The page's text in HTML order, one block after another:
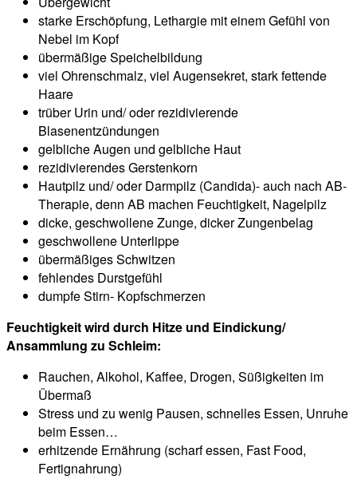
starke Erschöpfung, Lethargie mit einem Gefühl von
Nebel im Kopf
übermäßige Speichelbildung
viel Ohrenschmalz, viel Augensekret, stark fettende
Haare
trüber Urin und/ oder rezidivierende
Blasenentzündungen
gelbliche Augen und gelbliche Haut
rezidivierendes Gerstenkorn
Hautpilz und/ oder Darmpilz (Candida)- auch nach AB-
Therapie, denn AB machen Feuchtigkeit, Nagelpilz
dicke, geschwollene Zunge, dicker Zungenbelag
geschwollene Unterlippe
übermäßiges Schwitzen
fehlendes Durstgefühl
dumpfe Stirn- Kopfschmerzen
Feuchtigkeit wird durch Hitze und Eindickung/
Ansammlung zu Schleim:
Rauchen, Alkohol, Kaffee, Drogen, Süßigkeiten im
Übermaß
Stress und zu wenig Pausen, schnelles Essen, Unruhe
beim Essen…
erhitzende Ernährung (scharf essen, Fast Food,
Fertignahrung)